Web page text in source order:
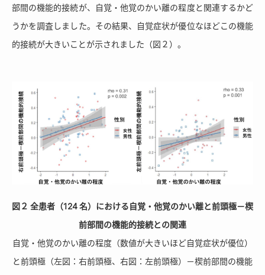
部間の機能的接続が、自覚・他覚のかい離の程度と関連するかど
うかを調査しました。その結果、自覚症状が優位なほどこの機能
的接続が大きいことが示されました（図２）。
図２ 全患者（124 名）における自覚・他覚のかい離と前頭極－楔
前部間の機能的接続との関連
自覚・他覚のかい離の程度（数値が大きいほど自覚症状が優位）
と前頭極（左図：右前頭極、右図：左前頭極）－楔前部間の機能